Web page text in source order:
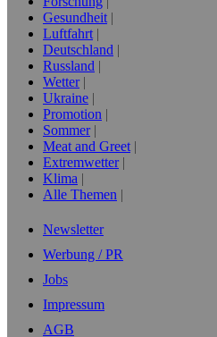
Gesundheit
Luftfahrt
Deutschland
Russland
Wetter
Ukraine
Promotion
Sommer
Meat and Greet
Extremwetter
Klima
Alle Themen
Newsletter
Werbung / PR
Jobs
Impressum
AGB